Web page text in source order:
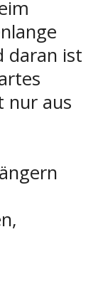
daran ist
nur aus